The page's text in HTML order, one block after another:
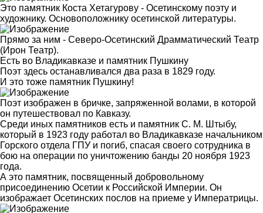
Это памятник Коста Хетагурову - Осетинскому поэту и
художнику. Основоположнику осетинской литературы.
Прямо за ним - Северо-Осетинский Драмматический Театр
(Ирон Театр).
Есть во Владикавказе и памятник Пушкину
Поэт здесь останавливался два раза в 1829 году.
И это тоже памятник Пушкину!
Поэт изображен в бричке, запряженной волами, в которой
он путешествовал по Кавказу.
Среди иных памятников есть и памятник С. М. Штыбу,
который в 1923 году работал во Владикавказе начальником
Горского отдела ГПУ и погиб, спасая своего сотрудника в
бою на операции по уничтожению банды 20 ноября 1923
года.
А это памятник, посвященный добровольному
присоединению Осетии к Российской Империи. Он
изображает Осетинских послов на приеме у Императрицы.